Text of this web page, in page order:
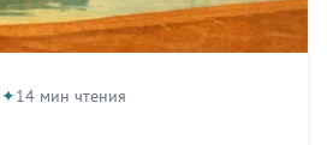
14 мин чтения